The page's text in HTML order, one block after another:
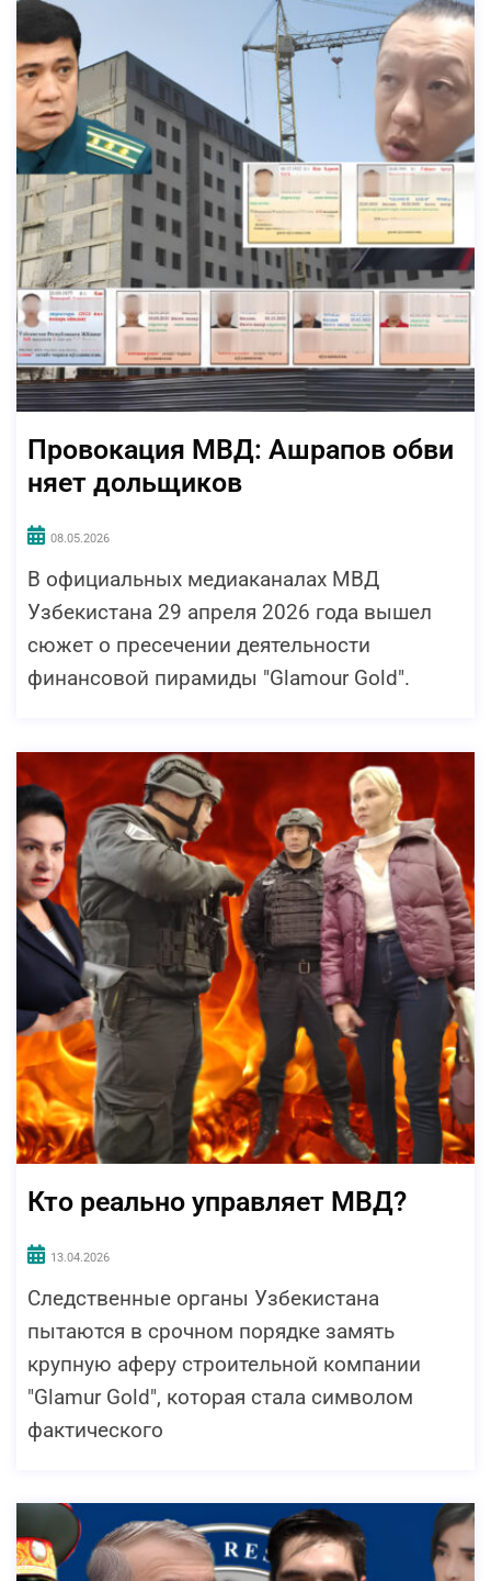
Провокация МВД: Ашрапов обви
няет дольщиков
08.05.2026
В официальных медиаканалах МВД
Узбекистана 29 апреля 2026 года вышел
сюжет о пресечении деятельности
финансовой пирамиды "Glamour Gold".
Кто реально управляет МВД?
13.04.2026
Следственные органы Узбекистана
пытаются в срочном порядке замять
крупную аферу строительной компании
"Glamur Gold", которая стала символом
фактического